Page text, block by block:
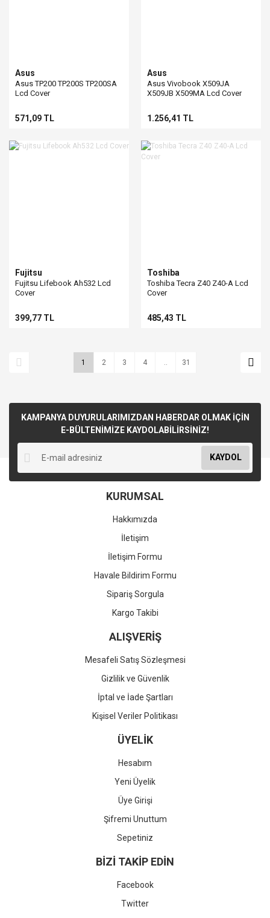
Asus
Asus TP200 TP200S TP200SA
Lcd Cover
571,09 TL
Asus
Asus Vivobook X509JA
X509JB X509MA Lcd Cover
1.256,41 TL
Fujitsu
Fujitsu Lifebook Ah532 Lcd
Cover
399,77 TL
Toshiba
Toshiba Tecra Z40 Z40-A Lcd
Cover
485,43 TL
1 2 3 4 .. 31
KAMPANYA DUYURULARIMIZDAN HABERDAR OLMAK İÇİN
E-BÜLTENİMİZE KAYDOLABİLİRSİNİZ!
KAYDOL
KURUMSAL
Hakkımızda
İletişim
İletişim Formu
Havale Bildirim Formu
Sipariş Sorgula
Kargo Takibi
ALIŞVERİŞ
Mesafeli Satış Sözleşmesi
Gizlilik ve Güvenlik
İptal ve İade Şartları
Kişisel Veriler Politikası
ÜYELİK
Hesabım
Yeni Üyelik
Üye Girişi
Şifremi Unuttum
Sepetiniz
BİZİ TAKİP EDİN
Facebook
Twitter